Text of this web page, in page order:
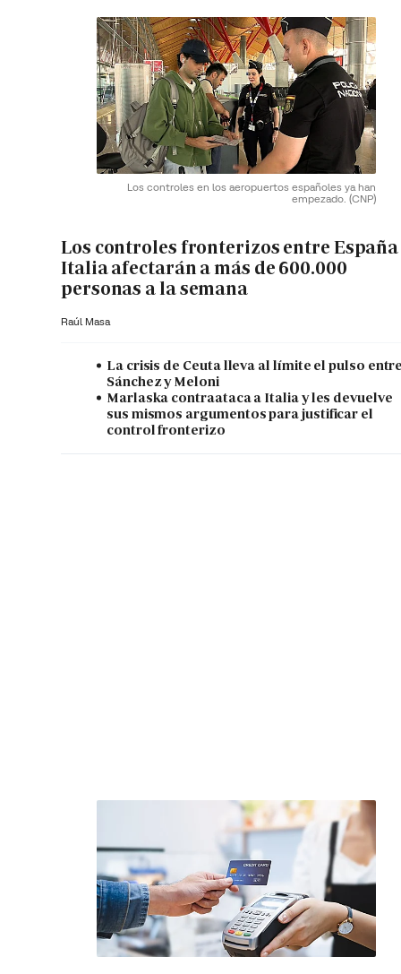
Los controles en los aeropuertos españoles ya han
empezado. (CNP)
Los controles fronterizos entre España
Italia afectarán a más de 600.000
personas a la semana
Raúl Masa
La crisis de Ceuta lleva al límite el pulso
Sánchez y Meloni
Marlaska contraataca a Italia y les devuelve
sus mismos argumentos para justificar el
control fronterizo